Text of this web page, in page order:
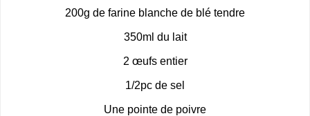
200g de farine blanche de blé tendre
350ml du lait
2 œufs entier
1/2pc de sel
Une pointe de poivre